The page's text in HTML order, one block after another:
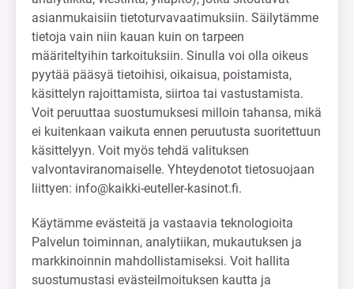
asianmukaisiin tietoturvavaatimuksiin. Säilytämme
tietoja vain niin kauan kuin on tarpeen
määriteltyihin tarkoituksiin. Sinulla voi olla oikeus
pyytää pääsyä tietoihisi, oikaisua, poistamista,
käsittelyn rajoittamista, siirtoa tai vastustamista.
Voit peruuttaa suostumuksesi milloin tahansa, mikä
ei kuitenkaan vaikuta ennen peruutusta suoritettuun
käsittelyyn. Voit myös tehdä valituksen
valvontaviranomaiselle. Yhteydenotot tietosuojaan
liittyen: info@kaikki-euteller-kasinot.fi.
Käytämme evästeitä ja vastaavia teknologioita
Palvelun toiminnan, analytiikan, mukautuksen ja
markkinoinnin mahdollistamiseksi. Voit hallita
suostumustasi evästeilmoituksen kautta ja